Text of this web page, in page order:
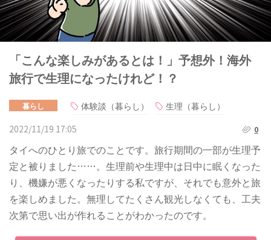
「こんな楽しみがあるとは！」予想外！海外
旅行で生理になったけれど！？
暮らし 体験談（暮らし）
生理（暮らし）
2022/11/19 17:05
0
タイへのひとり旅でのことです。旅行期間の一部が生理予
定と被りました……。生理前や生理中は日中に眠くなった
り、機嫌が悪くなったりする私ですが、それでも意外と旅
を楽しめました。無理してたくさん観光しなくても、工夫
次第で思い出が作れることがわかったのです。